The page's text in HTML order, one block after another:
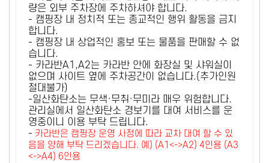
량은 외부 주차장에 주차하셔야 합니다.
- 캠핑장 내 정치적 또는 종교적인 행위 활동을 금지
합니다.
- 캠핑장 내 상업적인 홍보 또는 물품을 판매할 수 없
습니다.
- 카라반A1,A2는 카라반 안에 화장실 및 샤워실이
없으며 사이트 옆에 주차공간이 없습니다.(추가인원
절대불가)
-일산화탄소는 무색·무취·무미라 매우 위험합니다.
관리실에서 일산화탄소 경보기를 대여 서비스를 운
영중이니 이용 부탁 드립니다.
- 카라반은 캠핑장 운영 사정에 따라 교차 대여 할 수 있
음을 양해 부탁 드리겠습니다. 예) (A1<->A2) 4인용 (A3
<->A4) 6인용